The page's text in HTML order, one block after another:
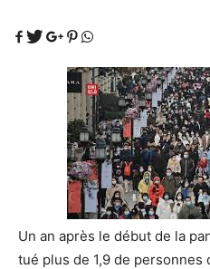
Un an après le début de la
tué plus de 1,9 de personnes